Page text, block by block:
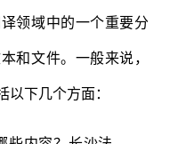
领域中的一个重要分
和文件。一般来说，
下几个方面：